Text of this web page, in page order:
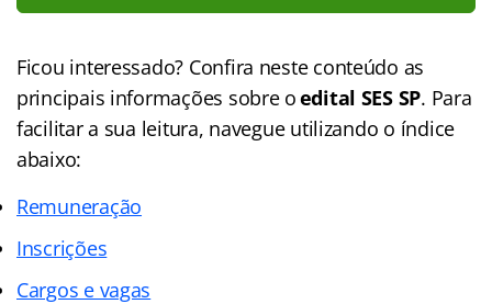
Ficou interessado? Confira neste conteúdo as
principais informações sobre oedital SES SP. Para
facilitar a sua leitura, navegue utilizando o índice
abaixo:
Remuneração
Inscrições
Cargos e vagas